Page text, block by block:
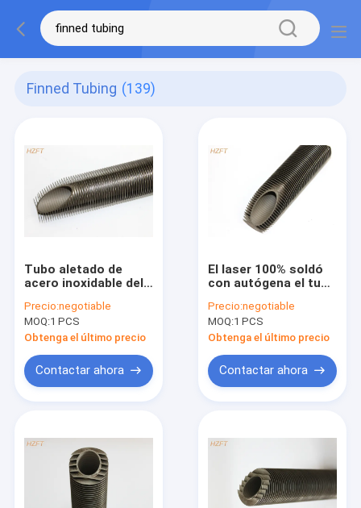
Finned Tubing (139)
Tubo aletado de
acero inoxidable del
en altura dura de la
aleta de los
alrededores 6.5M M
Precio:negotiable
MOQ:1 PCS
Obtenga el último precio
Contactar ahora
El laser 100% soldó
con autógena el tubo
inoxidable para las
condiciones
corrosivas
Precio:negotiable
MOQ:1 PCS
Obtenga el último precio
Contactar ahora